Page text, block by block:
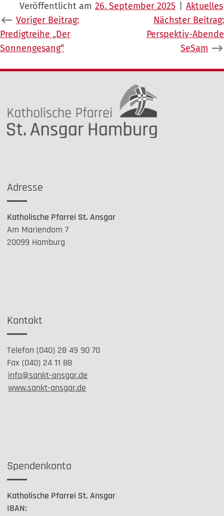
Veröffentlicht am 26. September 2025 Aktuelles
Beitragsnavigation
Voriger Beitrag:
Predigtreihe „Der
Sonnengesang“
Nächster Beitrag:
Perspektiv-Abende
SeSam
Adresse
Katholische Pfarrei St. Ansgar
Am Mariendom 7
20099 Hamburg
Kontakt
Telefon (040) 28 49 90 70
Fax (040) 24 11 88
info@sankt-ansgar.de
www.sankt-ansgar.de
Spendenkonto
Katholische Pfarrei St. Ansgar
IBAN: